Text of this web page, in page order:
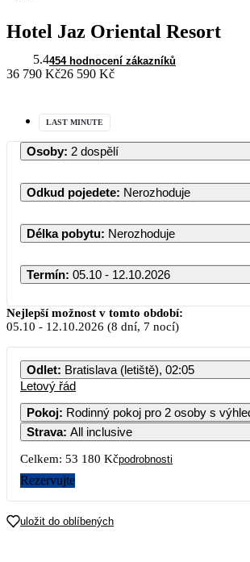
Hotel Jaz Oriental Resort
5.4454 hodnocení zákazníků
36 790 Kč26 590 Kč
LAST MINUTE
Osoby: 2 dospělí
Odkud pojedete: Nerozhoduje
Délka pobytu: Nerozhoduje
Termín: 05.10 - 12.10.2026
Nejlepší možnost v tomto období:
05.10 - 12.10.2026 (8 dní, 7 nocí)
Odlet: Bratislava (letiště), 02:05
Letový řád
Pokoj: Rodinný pokoj pro 2 osoby s
Strava: All inclusive
Celkem: 53 180 Kčpodrobnosti
Rezervujte
uložit do oblíbených